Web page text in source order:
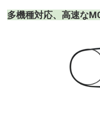
多機種対応、高速な